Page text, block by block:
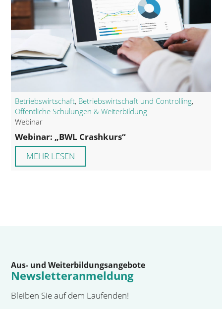
Betriebswirtschaft, Betriebswirtschaft und Controlling,
Öffentliche Schulungen & Weiterbildung
Webinar
Webinar: „BWL Crashkurs“
MEHR LESEN
Aus- und Weiterbildungsangebote
Newsletteranmeldung
Bleiben Sie auf dem Laufenden!